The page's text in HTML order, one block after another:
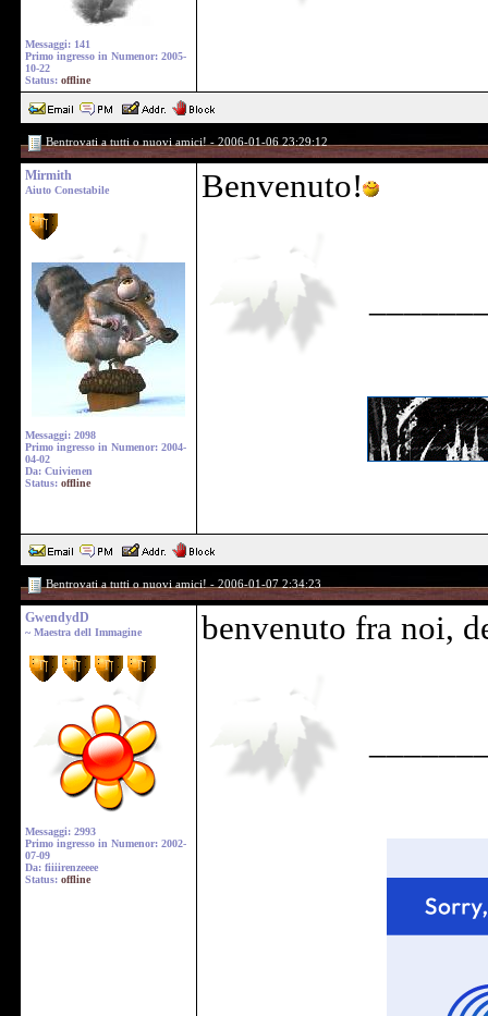
Messaggi: 141
Primo ingresso in Numenor: 2005-
10-22
Status: offline
Bentrovati a tutti o nuovi amici! - 2006-01-06 23:29:12
Mirmith
Aiuto Conestabile
Messaggi: 2098
Primo ingresso in Numenor: 2004-
04-02
Da: Cuivienen
Status: offline
Benvenuto!
Bentrovati a tutti o nuovi amici! - 2006-01-07 2:34:23
GwendydD
~ Maestra dell Immagine
Messaggi: 2993
Primo ingresso in Numenor: 2002-
07-09
Da: fiiiirenzeeee
Status: offline
benvenuto fra noi,